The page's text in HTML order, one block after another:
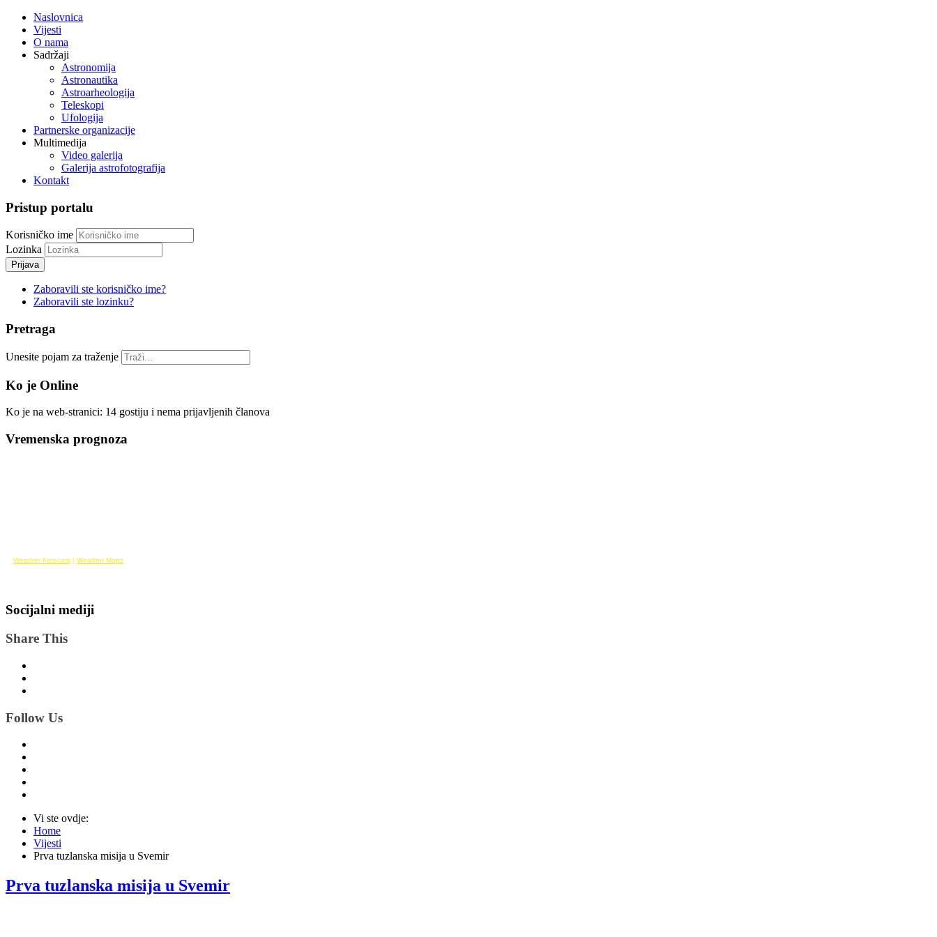
Naslovnica
Vijesti
O nama
Sadržaji
Astronomija
Astronautika
Astroarheologija
Teleskopi
Ufologija
Partnerske organizacije
Multimedija
Video galerija
Galerija astrofotografija
Kontakt
Pristup portalu
Korisničko ime
Lozinka
Prijava
Zaboravili ste korisničko ime?
Zaboravili ste lozinku?
Pretraga
Unesite pojam za traženje
Ko je Online
Ko je na web-stranici: 14 gostiju i nema prijavljenih članova
Vremenska prognoza
Weather Forecast | Weather Maps
Socijalni mediji
Share This
Follow Us
Vi ste ovdje:
Home
Vijesti
Prva tuzlanska misija u Svemir
Prva tuzlanska misija u Svemir